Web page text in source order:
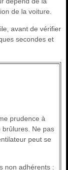
de la voiture.
avant de vérifier
secondes et
prudence à
brûlures. Ne pas
peut se
non adhérents :